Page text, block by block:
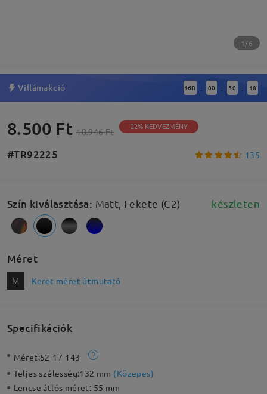
1/6
Villámakció 16D : 00 : 50 : 18
8.500 Ft 10.946 Ft 22% KEDVEZMÉNY
#TR92225 135
Szín kiválasztása: Matt, Fekete (C2) készleten
Méret
M Keret méret útmutató
Specifikációk
Méret:52-17-143
Teljes szélesség:132 mm (Közepes)
Lencse átlós méret: 55 mm